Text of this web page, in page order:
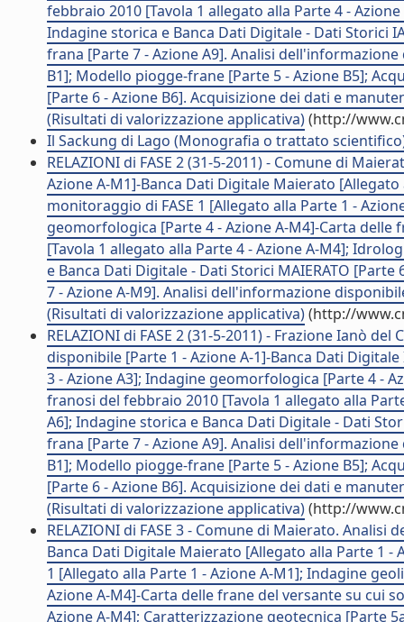
febbraio 2010 [Tavola 1 allegato alla Parte 4 -
Indagine storica e Banca Dati Digitale - Dati Storici
frana [Parte 7 - Azione A9]. Analisi
B1]; Modello piogge-frane [Parte 5 - Azione B5];
[Parte 6 - Azione B6]. Acquisizione dei dati e
(Risultati di valorizzazione applicativa)(http://
Il Sackung di Lago (Monografia o trattato
RELAZIONI di FASE 2 (31-5-2011) - Comune di
Azione A-M1]-Banca Dati Digitale Maierato
monitoraggio di FASE 1 [Allegato alla Parte 1 -
geomorfologica [Parte 4 - Azione A-M4]-Carta
[Tavola 1 allegato alla Parte 4 - Azione A-M4];
e Banca Dati Digitale - Dati Storici MAIERATO
7 - Azione A-M9]. Analisi dell'informazione
(Risultati di valorizzazione applicativa)(http://
RELAZIONI di FASE 2 (31-5-2011) - Frazione Ianò
disponibile [Parte 1 - Azione A-1]-Banca Dati
3 - Azione A3]; Indagine geomorfologica [Parte 4 -
franosi del febbraio 2010 [Tavola 1 allegato alla
A6]; Indagine storica e Banca Dati Digitale - Dati
frana [Parte 7 - Azione A9]. Analisi
B1]; Modello piogge-frane [Parte 5 - Azione B5];
[Parte 6 - Azione B6]. Acquisizione dei dati e
(Risultati di valorizzazione applicativa)(http://
RELAZIONI di FASE 3 - Comune di Maierato.
Banca Dati Digitale Maierato [Allegato alla Parte 1
1 [Allegato alla Parte 1 - Azione A-M1]; Indagine
Azione A-M4]-Carta delle frane del versante su cui
Azione A-M4]; Caratterizzazione geotecnica [Parte